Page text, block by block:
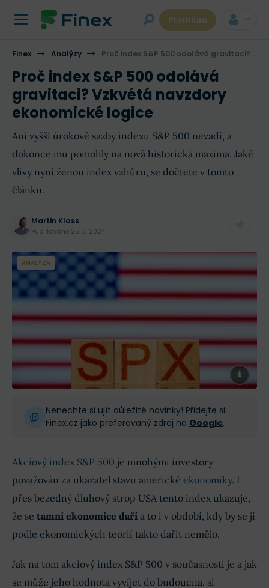
Premium
Finex Analýzy Proč index S&P 500 odolává gravitaci? Vzkvétá navzdory ekonomické logice
Proč index S&P 500 odolává
gravitaci? Vzkvétá navzdory
ekonomické logice
Ani vyšší úrokové sazby indexu S&P 500 nevadí, a
dokonce mu pomohly na nová historická maxima. Jaké
vlivy nyní ženou index vzhůru, se dočtete v tomto
článku.
Martin Klass
Publikováno 25. 3. 2024
ANALÝZA
Nenechte si ujít důležité novinky! Přidejte si
Finex.cz jako preferovaný zdroj na Google.
Akciový index S&P 500 je mnohými investory
považován za ukazatel stavu americké ekonomiky. I
přes bezedný dluhový strop USA tento index ukazuje,
že se tamní ekonomice daří a to i v období, kdy by se jí
podle ekonomických teorií takto dařit nemělo.
Jak na tom akciový index S&P 500 v současnosti je a jak
se může jeho hodnota vyvíjet do budoucna, si